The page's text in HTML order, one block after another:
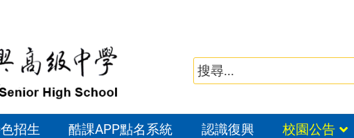
招生 酷課APP點名系統 認識復興 校園公告